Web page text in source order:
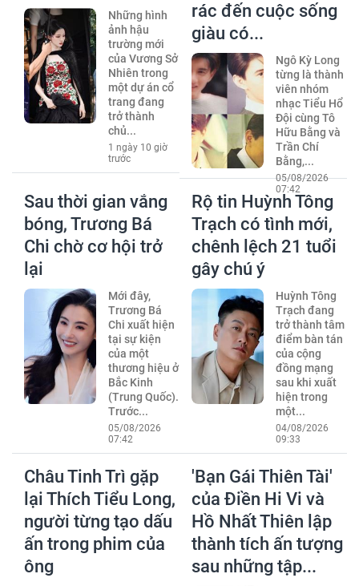
Những hình
ảnh hậu
trường mới
của Vương Sở
Nhiên trong
một dự án cổ
trang đang
trở thành
chủ...
1 ngày 10 giờ
trước
rác đến cuộc sống
giàu có...
Ngô Kỳ Long
từng là thành
viên nhóm
nhạc Tiểu Hổ
Đội cùng Tô
Hữu Bằng và
Trần Chí
Bằng,...
05/08/2026
07:42
Sau thời gian vắng
bóng, Trương Bá
Chi chờ cơ hội trở
lại
Mới đây,
Trương Bá
Chi xuất hiện
tại sự kiện
của một
thương hiệu ở
Bắc Kinh
(Trung Quốc).
Trước...
05/08/2026
07:42
Rộ tin Huỳnh Tông
Trạch có tình mới,
chênh lệch 21 tuổi
gây chú ý
Huỳnh Tông
Trạch đang
trở thành tâm
điểm bàn tán
của cộng
đồng mạng
sau khi xuất
hiện trong
một...
04/08/2026
09:33
Châu Tinh Trì gặp
lại Thích Tiểu Long,
người từng tạo dấu
ấn trong phim của
ông
'Bạn Gái Thiên Tài'
của Điền Hi Vi và
Hồ Nhất Thiên lập
thành tích ấn tượng
sau những tập...